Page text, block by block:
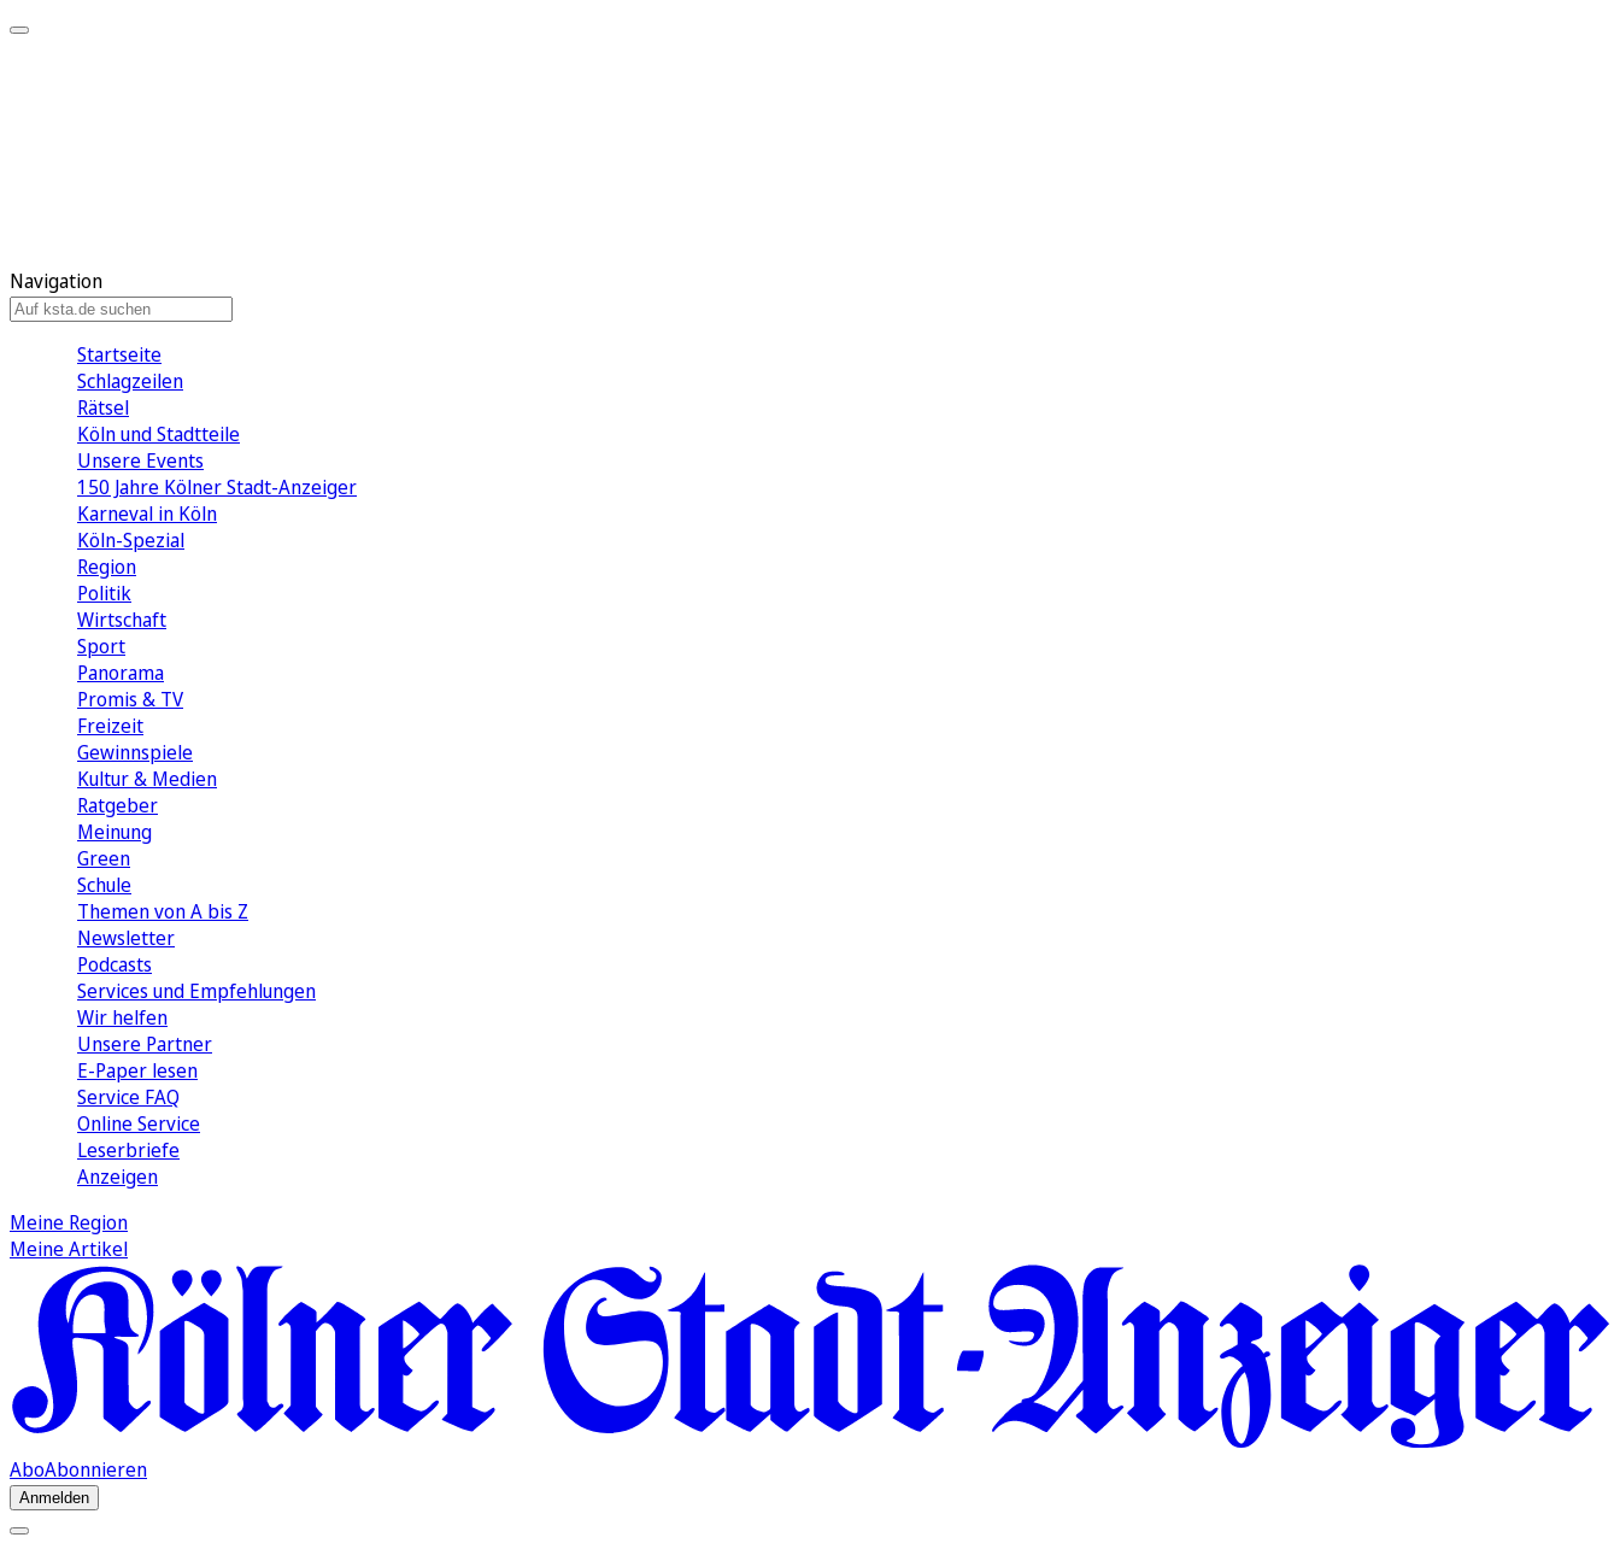
Navigation
Startseite
Schlagzeilen
Rätsel
Köln und Stadtteile
Unsere Events
150 Jahre Kölner Stadt-Anzeiger
Karneval in Köln
Köln-Spezial
Region
Politik
Wirtschaft
Sport
Panorama
Promis & TV
Freizeit
Gewinnspiele
Kultur & Medien
Ratgeber
Meinung
Green
Schule
Themen von A bis Z
Newsletter
Podcasts
Services und Empfehlungen
Wir helfen
Unsere Partner
E-Paper lesen
Service FAQ
Online Service
Leserbriefe
Anzeigen
Meine Region
Meine Artikel
AboAbonnieren
Anmelden